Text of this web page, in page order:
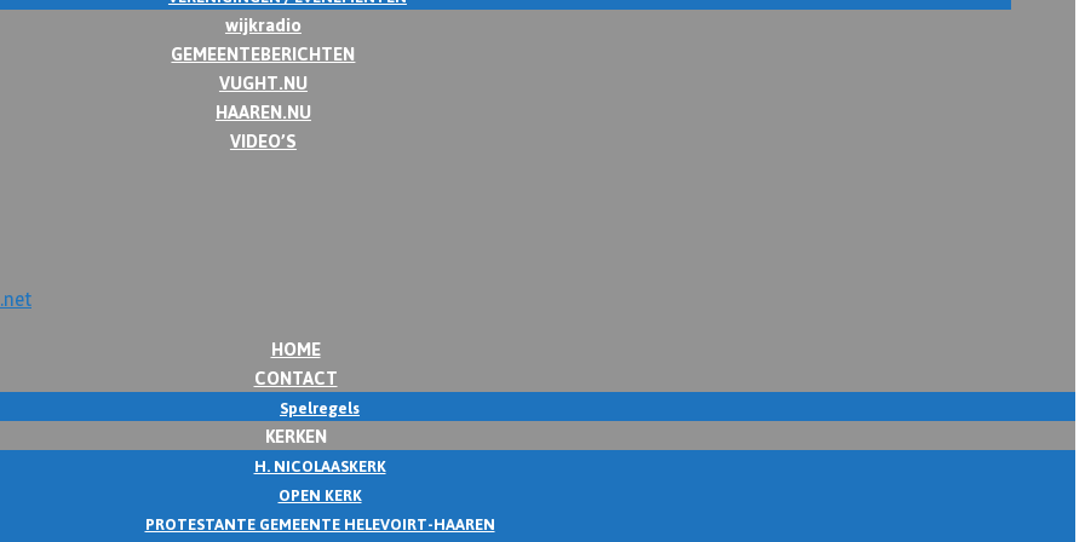
wijkradio
GEMEENTEBERICHTEN
VUGHT.NU
HAAREN.NU
VIDEO’S
HOME
CONTACT
Spelregels
KERKEN
H. NICOLAASKERK
OPEN KERK
PROTESTANTE GEMEENTE HELEVOIRT-HAAREN